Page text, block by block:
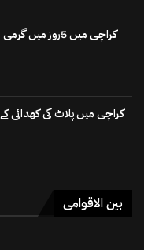
کراچی میں پلاٹ کی کھدائی
بین الاقوامی